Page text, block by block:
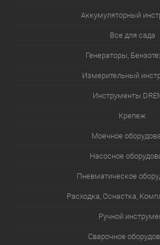
Аккумуляторный
Все для сада
Генераторы,
Измерительный
Инструменты
Крепеж
Моечное
Насосное
Пневматическое
Расходка, Оснастка,
Ручной
Сварочное